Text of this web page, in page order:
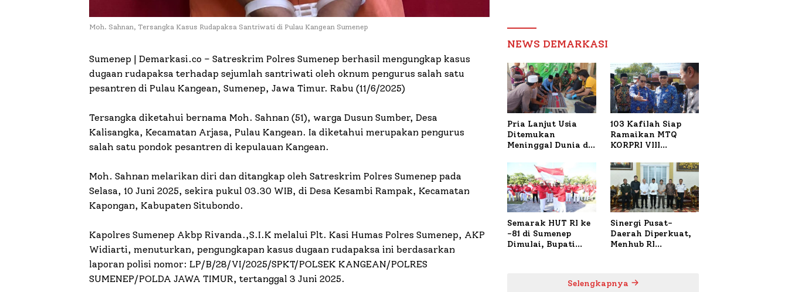
Moh. Sahnan, Tersangka Kasus Rudapaksa Santriwati di Pulau Kangean Sumenep
Sumenep | Demarkasi.co – Satreskrim Polres Sumenep berhasil mengungkap kasus
dugaan rudapaksa terhadap sejumlah santriwati oleh oknum pengurus salah satu
pesantren di Pulau Kangean, Sumenep, Jawa Timur. Rabu (11/6/2025)
Tersangka diketahui bernama Moh. Sahnan (51), warga Dusun Sumber, Desa
Kalisangka, Kecamatan Arjasa, Pulau Kangean. Ia diketahui merupakan pengurus
salah satu pondok pesantren di kepulauan Kangean.
Moh. Sahnan melarikan diri dan ditangkap oleh Satreskrim Polres Sumenep pada
Selasa, 10 Juni 2025, sekira pukul 03.30 WIB, di Desa Kesambi Rampak, Kecamatan
Kapongan, Kabupaten Situbondo.
Kapolres Sumenep Akbp Rivanda.,S.I.K melalui Plt. Kasi Humas Polres Sumenep, AKP
Widiarti, menuturkan, pengungkapan kasus dugaan rudapaksa ini berdasarkan
laporan polisi nomor: LP/B/28/VI/2025/SPKT/POLSEK KANGEAN/POLRES
SUMENEP/POLDA JAWA TIMUR, tertanggal 3 Juni 2025.
NEWS DEMARKASI
Pria Lanjut Usia
Ditemukan
Meninggal Dunia di
Polresta Lakukan
Olah TKP
103 Kafilah Siap
Ramaikan MTQ
KORPRI VIII
1.024 Peserta
Terdaftar
Semarak HUT RI ke
-81 di Sumenep
Dimulai, Bupati
Sinergi Pusat-
Daerah Diperkuat,
Menhub RI
Mutiara Sentosa II
Selengkapnya